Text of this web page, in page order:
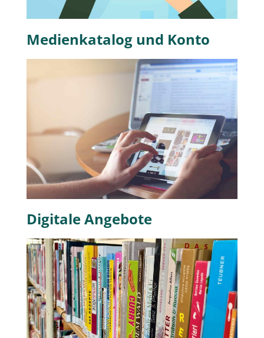
Medienkatalog und Konto
Digitale Angebote